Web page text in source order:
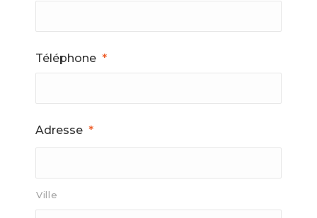
Téléphone *
Adresse *
Ville